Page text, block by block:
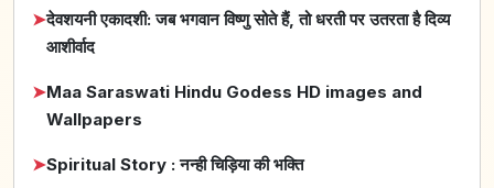
➤देवशयनी एकादशी: जब भगवान विष्णु सोते हैं, तो धरती पर उतरता है दिव्य
आशीर्वाद
➤Maa Saraswati Hindu Godess HD images and
Wallpapers
➤Spiritual Story : नन्ही चिड़िया की भक्ति